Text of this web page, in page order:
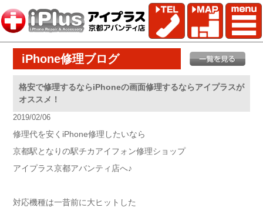
iPhone修理ブログ
格安で修理するならiPhoneの画面修理するならアイプラスが
オススメ！
2019/02/06
修理代を安くiPhone修理したいなら
京都駅となりの駅チカアイフォン修理ショップ
アイプラス京都アバンティ店へ♪
対応機種は一昔前に大ヒットした